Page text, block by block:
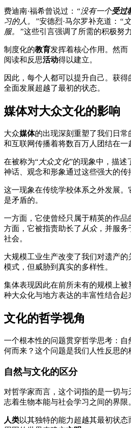
费迪南·福希曾说过： “没有一个受过
习的人。”安德烈·马尔罗补充道： “
服。”这些引言强调了所需的积极努力
制度化的教育发挥着核心作用。然
阅读和反思活动得以建立。
因此，每个人都可以提升自己。获得
全面发展超越了最初的状态。
媒体对大众文化的影响
大众媒体的出现深刻重塑了我们日
和互联网传播着将数百万人团结在一
在被称为“大众文化”的现象中，描述
神话、观念和形象通过这些强大的传
这一现象在传统学校体系之外发展。
是矛盾的。
一方面，它使曾经只属于精英的作
方面，它被指责助长了 从众，并服务
社会。
大规模工业生产改变了我们对遗产
模式，但威胁到真实的多样性。
集体表现因此在前所未有的规模上
种大众化与地方表达的丰富性结合起
文化的哲学视角
一个根本性的问题贯穿哲学思考：自
何而来？这个问题是我们人性反思的
自然与文化的区分
对哲学家而言，这个词指的是一切
志着生物本能与社会学习之间的界限
人类以其独特的能力超越其最初状